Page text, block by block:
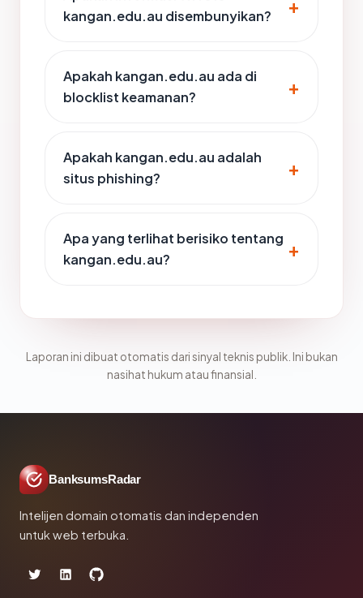
kangan.edu.au disembunyikan?
Apakah kangan.edu.au ada di
blocklist keamanan?
Apakah kangan.edu.au adalah
situs phishing?
Apa yang terlihat berisiko tentang
kangan.edu.au?
Laporan ini dibuat otomatis dari sinyal teknis publik. Ini bukan
nasihat hukum atau finansial.
BanksumsRadar
Intelijen domain otomatis dan independen
untuk web terbuka.